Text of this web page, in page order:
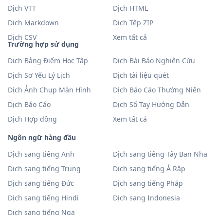
Trường hợp sử dụng
Dịch Bảng Điểm Học Tập
Dịch Bài Báo Nghiên Cứu
Dịch Sơ Yếu Lý Lịch
Dịch tài liệu quét
Dịch Ảnh Chụp Màn Hình
Dịch Báo Cáo Thường Niên
Dịch Báo Cáo
Dịch Sổ Tay Hướng Dẫn
Dịch Hợp đồng
Xem tất cả
Ngôn ngữ hàng đầu
Dịch sang tiếng Anh
Dịch sang tiếng Tây Ban Nha
Dịch sang tiếng Trung
Dịch sang tiếng Ả Rập
Dịch sang tiếng Đức
Dịch sang tiếng Pháp
Dịch sang tiếng Hindi
Dịch sang Indonesia
Dịch sang tiếng Nga
Dịch VTT
Dịch HTML
Dịch Markdown
Dịch Tệp ZIP
Dịch CSV
Xem tất cả